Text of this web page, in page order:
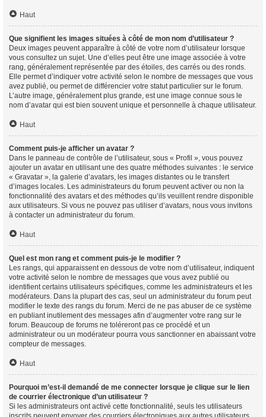
Haut
Que signifient les images situées à côté de mon nom d’utilisateur ?
Deux images peuvent apparaître à côté de votre nom d’utilisateur lorsque
vous consultez un sujet. Une d’elles peut être une image associée à votre
rang, généralement représentée par des étoiles, des carrés ou des ronds.
Elle permet d’indiquer votre activité selon le nombre de messages que vous
avez publié, ou permet de différencier votre statut particulier sur le forum.
L’autre image, généralement plus grande, est une image connue sous le
nom d’avatar qui est bien souvent unique et personnelle à chaque utilisateur.
Haut
Comment puis-je afficher un avatar ?
Dans le panneau de contrôle de l’utilisateur, sous « Profil », vous pouvez
ajouter un avatar en utilisant une des quatre méthodes suivantes : le service
« Gravatar », la galerie d’avatars, les images distantes ou le transfert
d’images locales. Les administrateurs du forum peuvent activer ou non la
fonctionnalité des avatars et des méthodes qu’ils veuillent rendre disponible
aux utilisateurs. Si vous ne pouvez pas utiliser d’avatars, nous vous invitons
à contacter un administrateur du forum.
Haut
Quel est mon rang et comment puis-je le modifier ?
Les rangs, qui apparaissent en dessous de votre nom d’utilisateur, indiquent
votre activité selon le nombre de messages que vous avez publié ou
identifient certains utilisateurs spécifiques, comme les administrateurs et les
modérateurs. Dans la plupart des cas, seul un administrateur du forum peut
modifier le texte des rangs du forum. Merci de ne pas abuser de ce système
en publiant inutilement des messages afin d’augmenter votre rang sur le
forum. Beaucoup de forums ne toléreront pas ce procédé et un
administrateur ou un modérateur pourra vous sanctionner en abaissant votre
compteur de messages.
Haut
Pourquoi m’est-il demandé de me connecter lorsque je clique sur le lien
de courrier électronique d’un utilisateur ?
Si les administrateurs ont activé cette fonctionnalité, seuls les utilisateurs